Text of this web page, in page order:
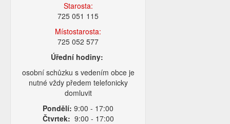
Starosta:
725 051 115
Místostarosta:
725 052 577
Úřední hodiny:
osobní schůzku s vedením obce je
nutné vždy předem telefonicky
domluvit
Pondělí: 9:00 - 17:00
Čtvrtek: 9:00 - 17:00